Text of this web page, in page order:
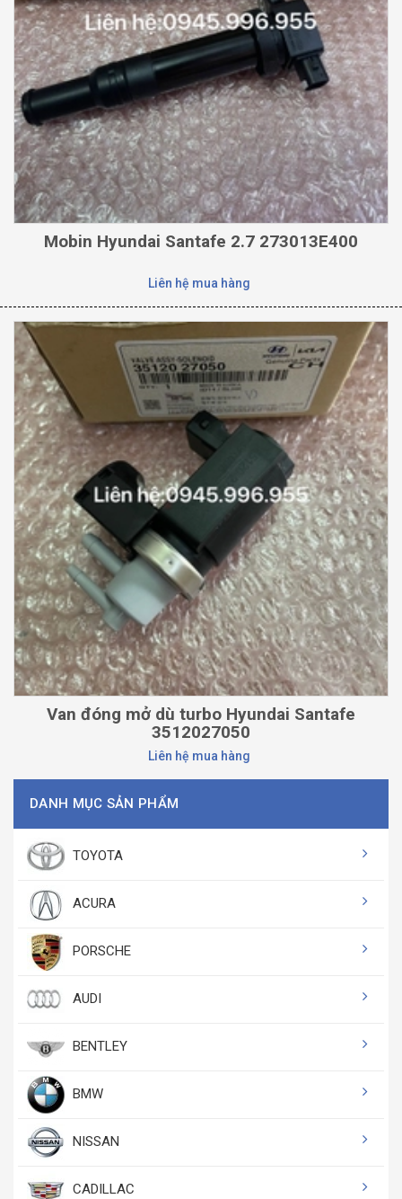
Mobin Hyundai Santafe 2.7 273013E400
Liên hệ mua hàng
Van đóng mở dù turbo Hyundai Santafe
3512027050
Liên hệ mua hàng
DANH MỤC SẢN PHẨM
TOYOTA
ACURA
PORSCHE
AUDI
BENTLEY
BMW
NISSAN
CADILLAC